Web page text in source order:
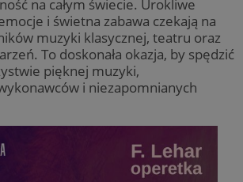
na całym świecie. Urokliwe
i świetna zabawa czekają na
muzyki klasycznej, teatru oraz
To doskonała okazja, by spędzić
pięknej muzyki,
i niezapomnianych